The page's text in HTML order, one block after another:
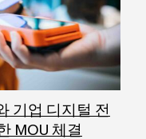
기업 디지털 전
MOU 체결